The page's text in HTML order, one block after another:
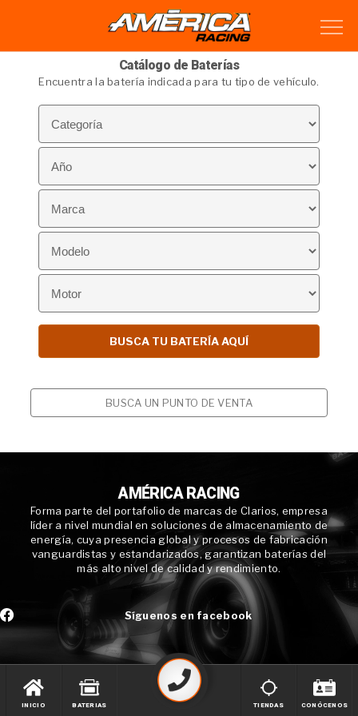
Catálogo de Baterías
Encuentra la batería indicada para tu tipo de vehículo.
BUSCA UN PUNTO DE VENTA
AMÉRICA RACING
Forma parte del portafolio de marcas de Clarios, empresa
líder a nivel mundial en soluciones de almacenamiento de
energía, cuya presencia global y procesos de fabricación
vanguardistas y estandarizados, garantizan baterías del
más alto nivel de calidad y rendimiento.
Síguenos en facebook
INICIO BATERIAS TIENDAS CONÓCENOS